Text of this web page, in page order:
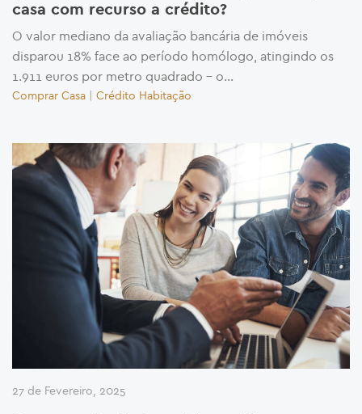
casa com recurso a crédito?
O valor mediano da avaliação bancária de imóveis
disparou 18% face ao período homólogo, atingindo os
1.911 euros por metro quadrado – o...
Comprar Casa | Crédito Habitação
27 de Fevereiro, 2025